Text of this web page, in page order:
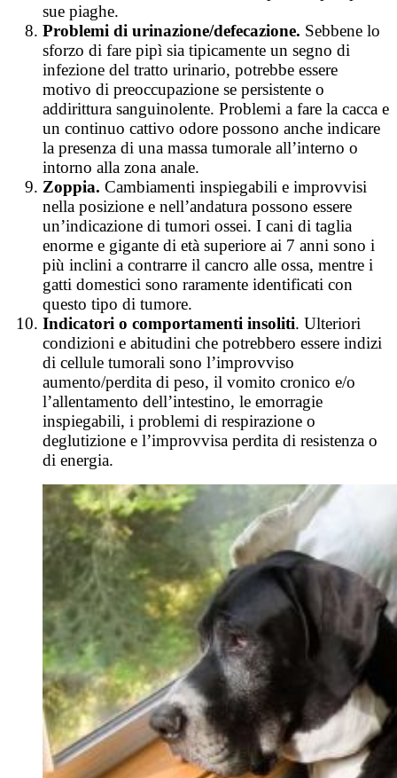
sue piaghe.
Problemi di urinazione/defecazione. Sebbene lo
sforzo di fare pipì sia tipicamente un segno di
infezione del tratto urinario, potrebbe essere
motivo di preoccupazione se persistente o
addirittura sanguinolente. Problemi a fare la cacca e
un continuo cattivo odore possono anche indicare
la presenza di una massa tumorale all’interno o
intorno alla zona anale.
Zoppia. Cambiamenti inspiegabili e improvvisi
nella posizione e nell’andatura possono essere
un’indicazione di tumori ossei. I cani di taglia
enorme e gigante di età superiore ai 7 anni sono i
più inclini a contrarre il cancro alle ossa, mentre i
gatti domestici sono raramente identificati con
questo tipo di tumore.
Indicatori o comportamenti insoliti. Ulteriori
condizioni e abitudini che potrebbero essere indizi
di cellule tumorali sono l’improvviso
aumento/perdita di peso, il vomito cronico e/o
l’allentamento dell’intestino, le emorragie
inspiegabili, i problemi di respirazione o
deglutizione e l’improvvisa perdita di resistenza o
di energia.